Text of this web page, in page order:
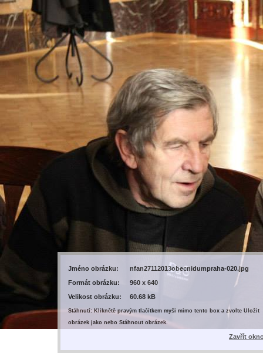
Jméno obrázku:
nfan27112013obecnidumpraha-020.jpg
Formát obrázku:
960 x 640
Velikost obrázku:
60.68 kB
Stáhnutí: Kliknětě pravým tlačítkem myši mimo tento box a zvolte Uložit
obrázek jako nebo Stáhnout obrázek.
Zavřít